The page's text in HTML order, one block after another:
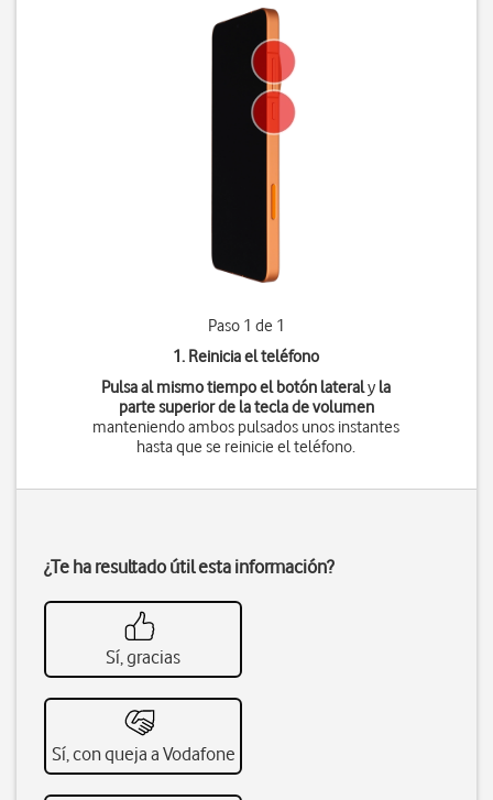
Paso 1 de 1
1. Reinicia el teléfono
Pulsa al mismo tiempoel botón lateraly la
parte superior de la tecla de volumen
manteniendo ambos pulsados unos instantes
hasta que se reinicie el teléfono.
¿Te ha resultado útil esta información?
Sí, gracias
Sí, con queja a Vodafone